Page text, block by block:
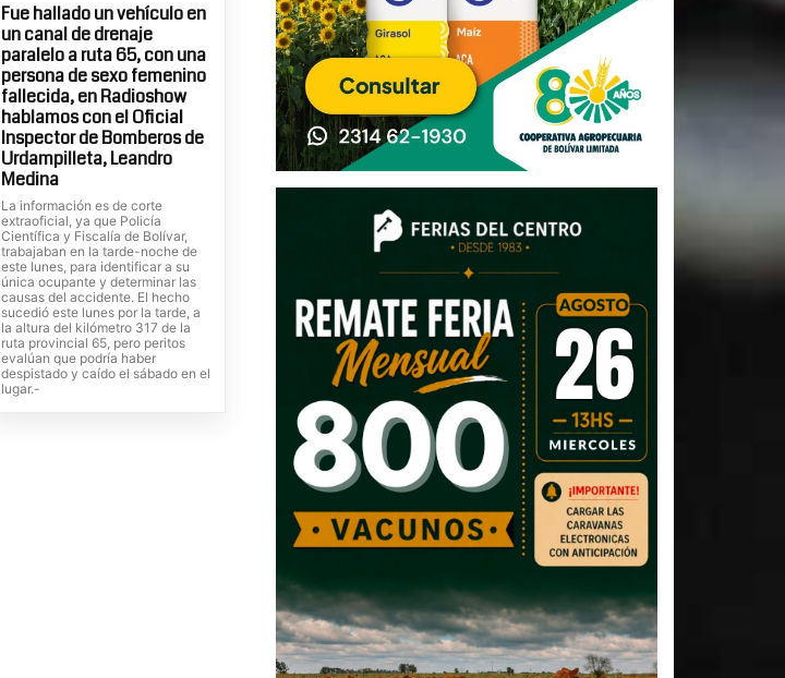
Fue hallado un vehículo en
un canal de drenaje
paralelo a ruta 65, con una
persona de sexo femenino
fallecida, en Radioshow
hablamos con el Oficial
Inspector de Bomberos de
Urdampilleta, Leandro
Medina
La información es de corte
extraoficial, ya que Policía
Científica y Fiscalía de Bolívar,
trabajaban en la tarde-noche de
este lunes, para identificar a su
única ocupante y determinar las
causas del accidente. El hecho
sucedió este lunes por la tarde, a
la altura del kilómetro 317 de la
ruta provincial 65, pero peritos
evalúan que podría haber
despistado y caído el sábado en el
lugar.-